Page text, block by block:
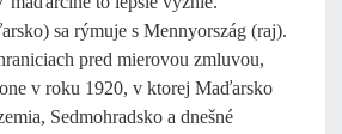
sa rýmuje s Mennyország (raj).
pred mierovou zmluvou,
v roku 1920, v ktorej Maďarsko
Sedmohradsko a dnešné